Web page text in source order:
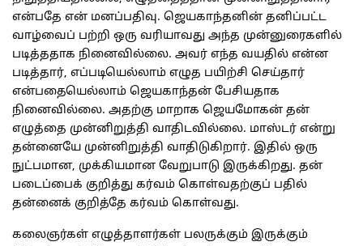
என்பதே என் மனப்பதிவு. ஜெயகாந்தனின் தனிப்பட்ட
வாழ்வைப் பற்றி ஒரு வரியாவது அந்த முன்னுரைகளில்
படித்ததாக நினைவில்லை. அவர் எந்த வயதில் என்ன
படித்தார், எப்படியெல்லாம் எழுத பயிற்சி செய்தார்
என்பதையெல்லாம் ஜெயகாந்தன் பேசியதாக
நினைவில்லை. அதற்கு மாறாக ஜெயமோகன் தன்
எழுத்தை முன்னிறுத்தி வாதிடவில்லை. மாஸ்டர் என்று
தன்னையே முன்னிறுத்தி வாதிடுகிறார். இதில் ஒரு
நுட்பமான, முக்கியமான வேறுபாடு இருக்கிறது. தன்
படைப்பைக் குறித்து கர்வம் கொள்வதற்குப் பதில்
தன்னைக் குறித்தே கர்வம் கொள்வது.
கலைஞர்கள் எழுத்தாளர்கள் பலருக்கும் இருக்கும்